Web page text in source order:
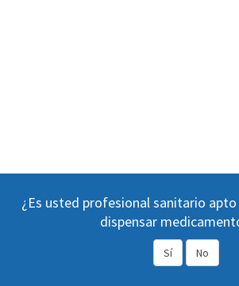
¿Es usted profesional sanitario
dispensar
Sí No